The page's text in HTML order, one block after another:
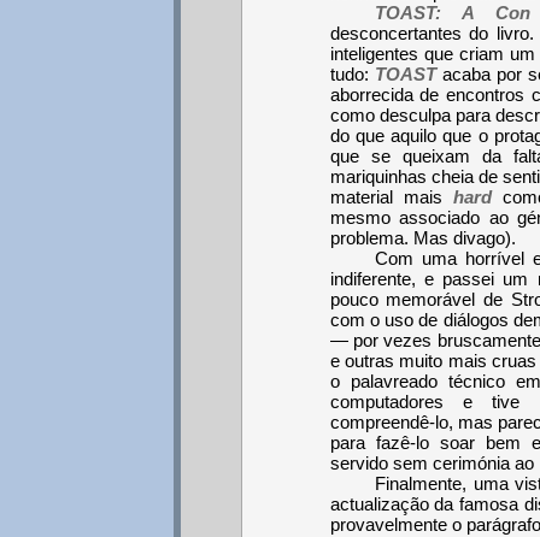
TOAST: A Con
desconcertantes do
inteligentes que criam
tudo: TOASTacaba por
aborrecida de encontros
como desculpa para
do que aquilo que o
que se queixam da
mariquinhas cheia de
material mais hard
mesmo associado ao
problema. Mas divago).
Com uma horrível
indiferente, e passei
pouco memorável de
com o uso de diálogos
— por vezes
e outras muito mais
o palavreado técnico
computadores e tive
compreendê-lo, mas
para fazê-lo soar bem
servido sem cerimónia ao
Finalmente, uma
actualização da famosa
provavelmente o